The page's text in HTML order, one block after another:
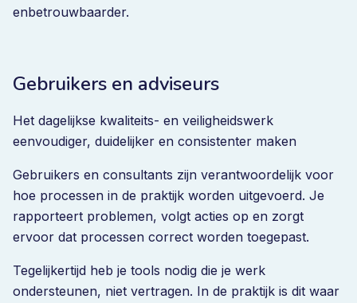
enbetrouwbaarder.
Gebruikers en adviseurs
Het dagelijkse kwaliteits- en veiligheidswerk
eenvoudiger, duidelijker en consistenter maken
Gebruikers en consultants zijn verantwoordelijk voor
hoe processen in de praktijk worden uitgevoerd. Je
rapporteert problemen, volgt acties op en zorgt
ervoor dat processen correct worden toegepast.
Tegelijkertijd heb je tools nodig die je werk
ondersteunen, niet vertragen. In de praktijk is dit waar